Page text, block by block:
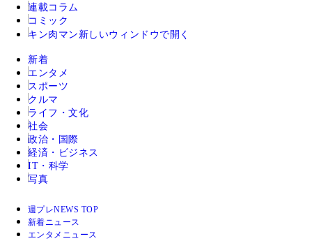
連載コラム
コミック
キン肉マン 新しいウィンドウで開く
新着
エンタメ
スポーツ
クルマ
ライフ・文化
社会
政治・国際
経済・ビジネス
IT・科学
写真
週プレNEWS TOP
新着ニュース
エンタメニュース